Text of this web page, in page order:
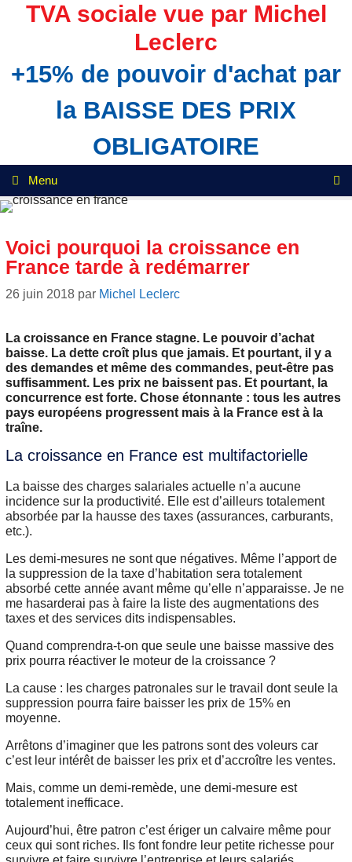
TVA sociale vue par Michel
Leclerc
+15% de pouvoir d'achat par
la BAISSE DES PRIX
OBLIGATOIRE
Menu
Voici pourquoi la croissance en
France tarde à redémarrer
26 juin 2018 par Michel Leclerc
La croissance en France stagne. Le pouvoir d’achat
baisse. La dette croît plus que jamais. Et pourtant, il y a
des demandes et même des commandes, peut-être pas
suffisamment. Les prix ne baissent pas. Et pourtant, la
concurrence est forte. Chose étonnante : tous les autres
pays européens progressent mais à la France est à la
traîne.
La croissance en France est multifactorielle
La baisse des charges salariales actuelle n’a aucune
incidence sur la productivité. Elle est d’ailleurs totalement
absorbée par la hausse des taxes (assurances, carburants,
etc.).
Les demi-mesures ne sont que négatives. Même l’apport de
la suppression de la taxe d’habitation sera totalement
absorbé cette année avant même qu’elle n’apparaisse. Je ne
me hasarderai pas à faire la liste des augmentations des
taxes et des services dits indispensables.
Quand comprendra-t-on que seule une baisse massive des
prix pourra réactiver le moteur de la croissance ?
La cause : les charges patronales sur le travail dont seule la
suppression pourra faire baisser les prix de 15% en
moyenne.
Arrêtons d’imaginer que les patrons sont des voleurs car
c’est leur intérêt de baisser les prix et d’accroître les ventes.
Mais, comme un demi-remède, une demi-mesure est
totalement inefficace.
Aujourd’hui, être patron c’est ériger un calvaire même pour
ceux qui sont riches. Ils font fondre leur petite richesse pour